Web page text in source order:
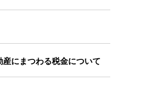
にまつわる税金について